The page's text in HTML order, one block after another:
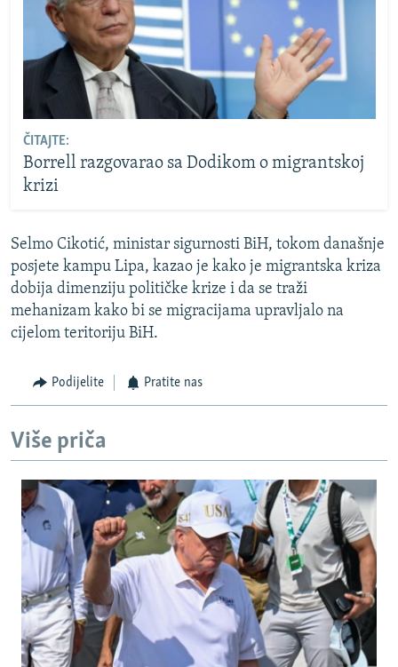
ČITAJTE:
Borrell razgovarao sa Dodikom o migrantskoj
krizi
Selmo Cikotić, ministar sigurnosti BiH, tokom današnje
posjete kampu Lipa, kazao je kako je migrantska kriza
dobija dimenziju političke krize i da se traži
mehanizam kako bi se migracijama upravljalo na
cijelom teritoriju BiH.
Podijelite Pratite nas
Više priča